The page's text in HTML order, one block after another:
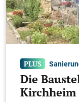
Die
Kirchheim